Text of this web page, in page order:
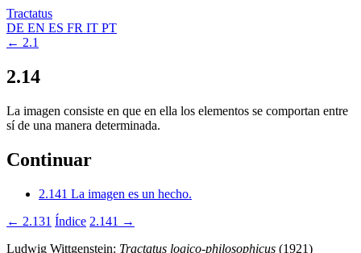
Tractatus
DE EN ES FR IT PT
← 2.1
2.14
La imagen consiste en que en ella los elementos se comportan entre
sí de una manera determinada.
Continuar
2.141 La imagen es un hecho.
← 2.131 Índice 2.141 →
Ludwig Wittgenstein: Tractatus logico-philosophicus (1921)